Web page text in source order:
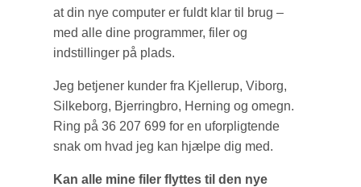
at din nye computer er fuldt klar til brug –
med alle dine programmer, filer og
indstillinger på plads.
Jeg betjener kunder fra Kjellerup, Viborg,
Silkeborg, Bjerringbro, Herning og omegn.
Ring på 36 207 699 for en uforpligtende
snak om hvad jeg kan hjælpe dig med.
Kan alle mine filer flyttes til den nye